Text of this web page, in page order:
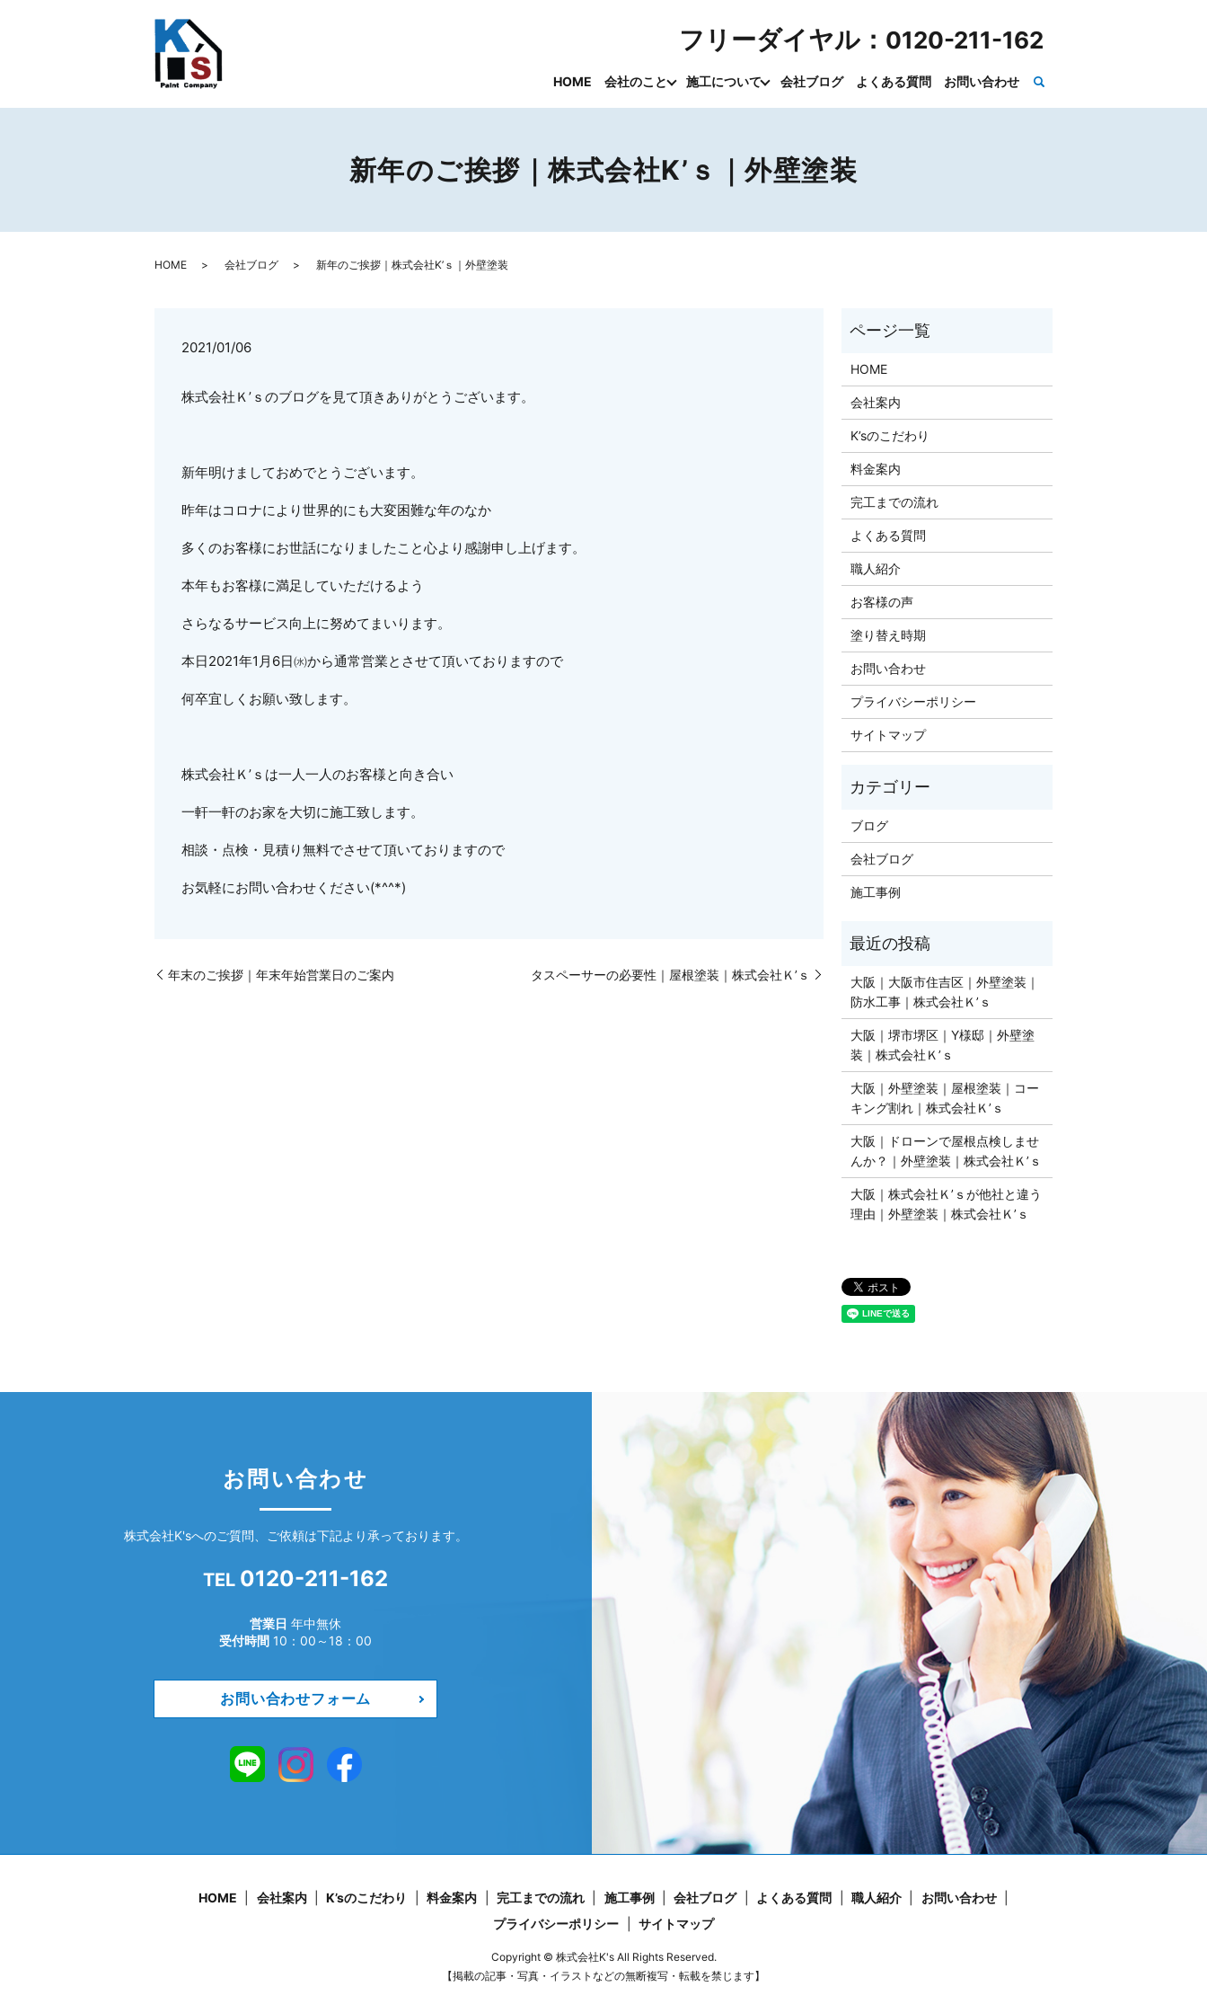
HOME 会社のこと 施工について 会社ブログ よくある質問 お問い合わせ
フリーダイヤル： 0120-211-162
新年のご挨拶｜株式会社K’ｓ｜外壁塗装
HOME 会社ブログ 新年のご挨拶｜株式会社K’ｓ｜外壁塗装
2021/01/06
株式会社Ｋ’ｓのブログを見て頂きありがとうございます。
新年明けましておめでとうございます。
昨年はコロナにより世界的にも大変困難な年のなか
多くのお客様にお世話になりましたこと心より感謝申し上げます。
本年もお客様に満足していただけるよう
さらなるサービス向上に努めてまいります。
本日2021年1月6日㈬から通常営業とさせて頂いておりますので
何卒宜しくお願い致します。
株式会社Ｋ’ｓは一人一人のお客様と向き合い
一軒一軒のお家を大切に施工致します。
相談・点検・見積り無料でさせて頂いておりますので
お気軽にお問い合わせください(*^^*)
年末のご挨拶｜年末年始営業日のご案内 タスペーサーの必要性｜屋根塗装｜株式会社Ｋ’ｓ
HOME
会社案内
K’sのこだわり
料金案内
完工までの流れ
よくある質問
職人紹介
お客様の声
塗り替え時期
お問い合わせ
プライバシーポリシー
サイトマップ
ブログ
会社ブログ
施工事例
大阪｜大阪市住吉区｜外壁塗装｜
防水工事｜株式会社Ｋ’ｓ
大阪｜堺市堺区｜Y様邸｜外壁塗
装｜株式会社Ｋ’ｓ
大阪｜外壁塗装｜屋根塗装｜コー
キング割れ｜株式会社Ｋ’ｓ
大阪｜ドローンで屋根点検しませ
んか？｜外壁塗装｜株式会社Ｋ’ｓ
​​​​​​大阪｜株式会社Ｋ’ｓが他社と違う
理由｜外壁塗装｜株式会社Ｋ’ｓ
お問い合わせ
株式会社K'sへのご質問、ご依頼は下記より承っております。
TEL 0120-211-162
営業日 年中無休
受付時間 10：00～18：00
お問い合わせフォーム
HOME 会社案内 K’sのこだわり 料金案内 完工までの流れ 施工事例 会社ブログ よくある質問 職人紹介
お問い合わせ
プライバシーポリシー
サイトマップ
Copyright © 株式会社K's All Rights Reserved.
【掲載の記事・写真・イラストなどの無断複写・転載を禁じます】